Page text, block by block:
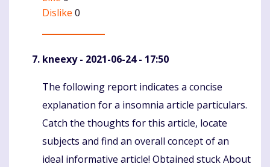
Dislike 0
kneexy- 2021-06-24 - 17:50
Komentaras
The following report indicates a concise
explanation for a insomnia article particulars.
Catch the thoughts for this article, locate
subjects and find an overall concept of an
ideal informative article! Obtained stuck About